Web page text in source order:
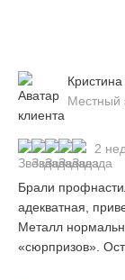
Местный
2
Брали
адекватная,
Металл
«сюрпризов».